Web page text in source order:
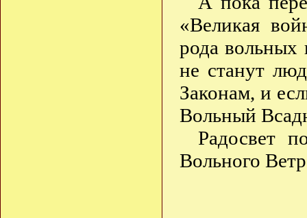
«Великая
рода вольных
не станут
Законам, и
Вольный
Радосвет
Вольного